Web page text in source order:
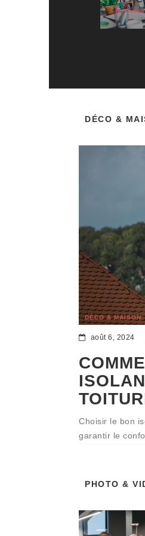
BUSINESS
DÉCO &
DÉCO & MAISON
août 6, 2024
Choisir le bon
garantir le
PHOTO &